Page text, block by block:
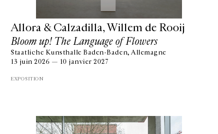
Allora & Calzadilla, Willem de Rooij
Bloom up! The Language of Flowers
Staatliche Kunsthalle Baden-Baden, Allemagne
13 juin 2026 — 10 janvier 2027
EXPOSITION